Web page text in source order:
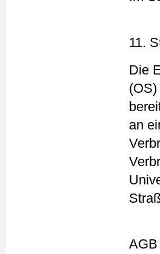
11.
Die
(OS)
an